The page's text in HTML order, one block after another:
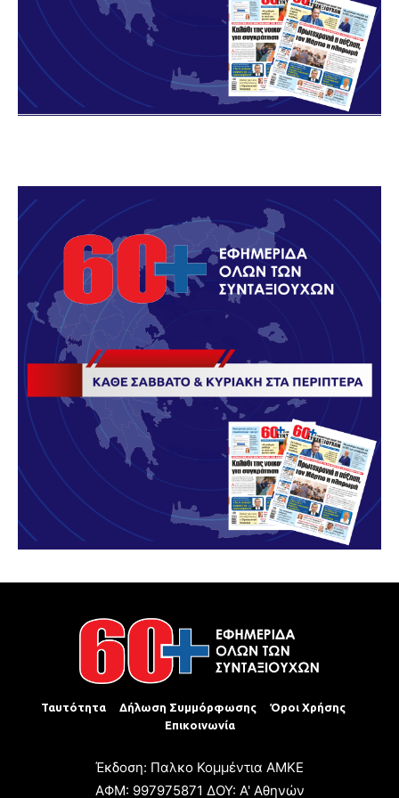
Ταυτότητα Δήλωση Συμμόρφωσης
Όροι Χρήσης
Επικοινωνία
Έκδοση: Παλκο Κομμέντια ΑΜΚΕ
ΑΦΜ: 997975871 ΔΟΥ: Α' Αθηνών